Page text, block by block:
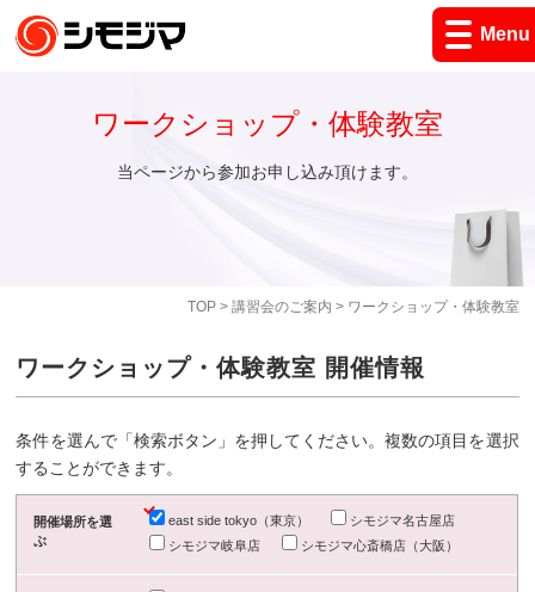
Menu
TOP> 講習会のご案内 > ワークショップ・体験教室
ワークショップ・体験教室
当ページから参加お申し込み頂けます。
ワークショップ・体験教室 開催情報
条件を選んで「検索ボタン」を押してください。複数の項目を選択
することができます。
開催場所を選
ぶ
east side tokyo（東京）
シモジマ名古屋店
シモジマ岐阜店
シモジマ心斎橋店（大阪）